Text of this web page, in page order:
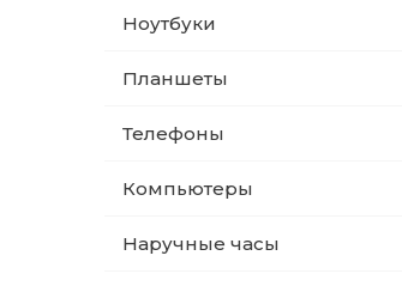
Ноутбуки
Планшеты
Телефоны
Компьютеры
Наручные часы